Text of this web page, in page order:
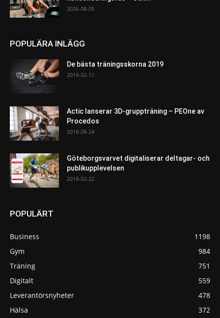
2026-08-05
POPULÄRA INLÄGG
De bästa träningsskorna 2019
2019-02-11
Actic lanserar 3D-gruppträning – PEOne av
Procedos
2018-08-24
Göteborgsvarvet digitaliserar deltagar- och
publikupplevelsen
2018-02-22
POPULÄRT
Business
1198
Gym
984
Träning
751
Digitalt
559
Leverantörsnyheter
478
Hälsa
372